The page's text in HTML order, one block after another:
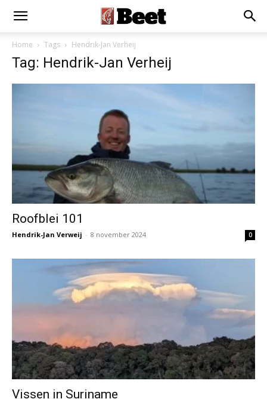
Home Tags Hendrik-Jan Verheij
Tag: Hendrik-Jan Verheij
Roofblei 101
Hendrik-Jan Verweij - 8 november 2024 0
Vissen in Suriname